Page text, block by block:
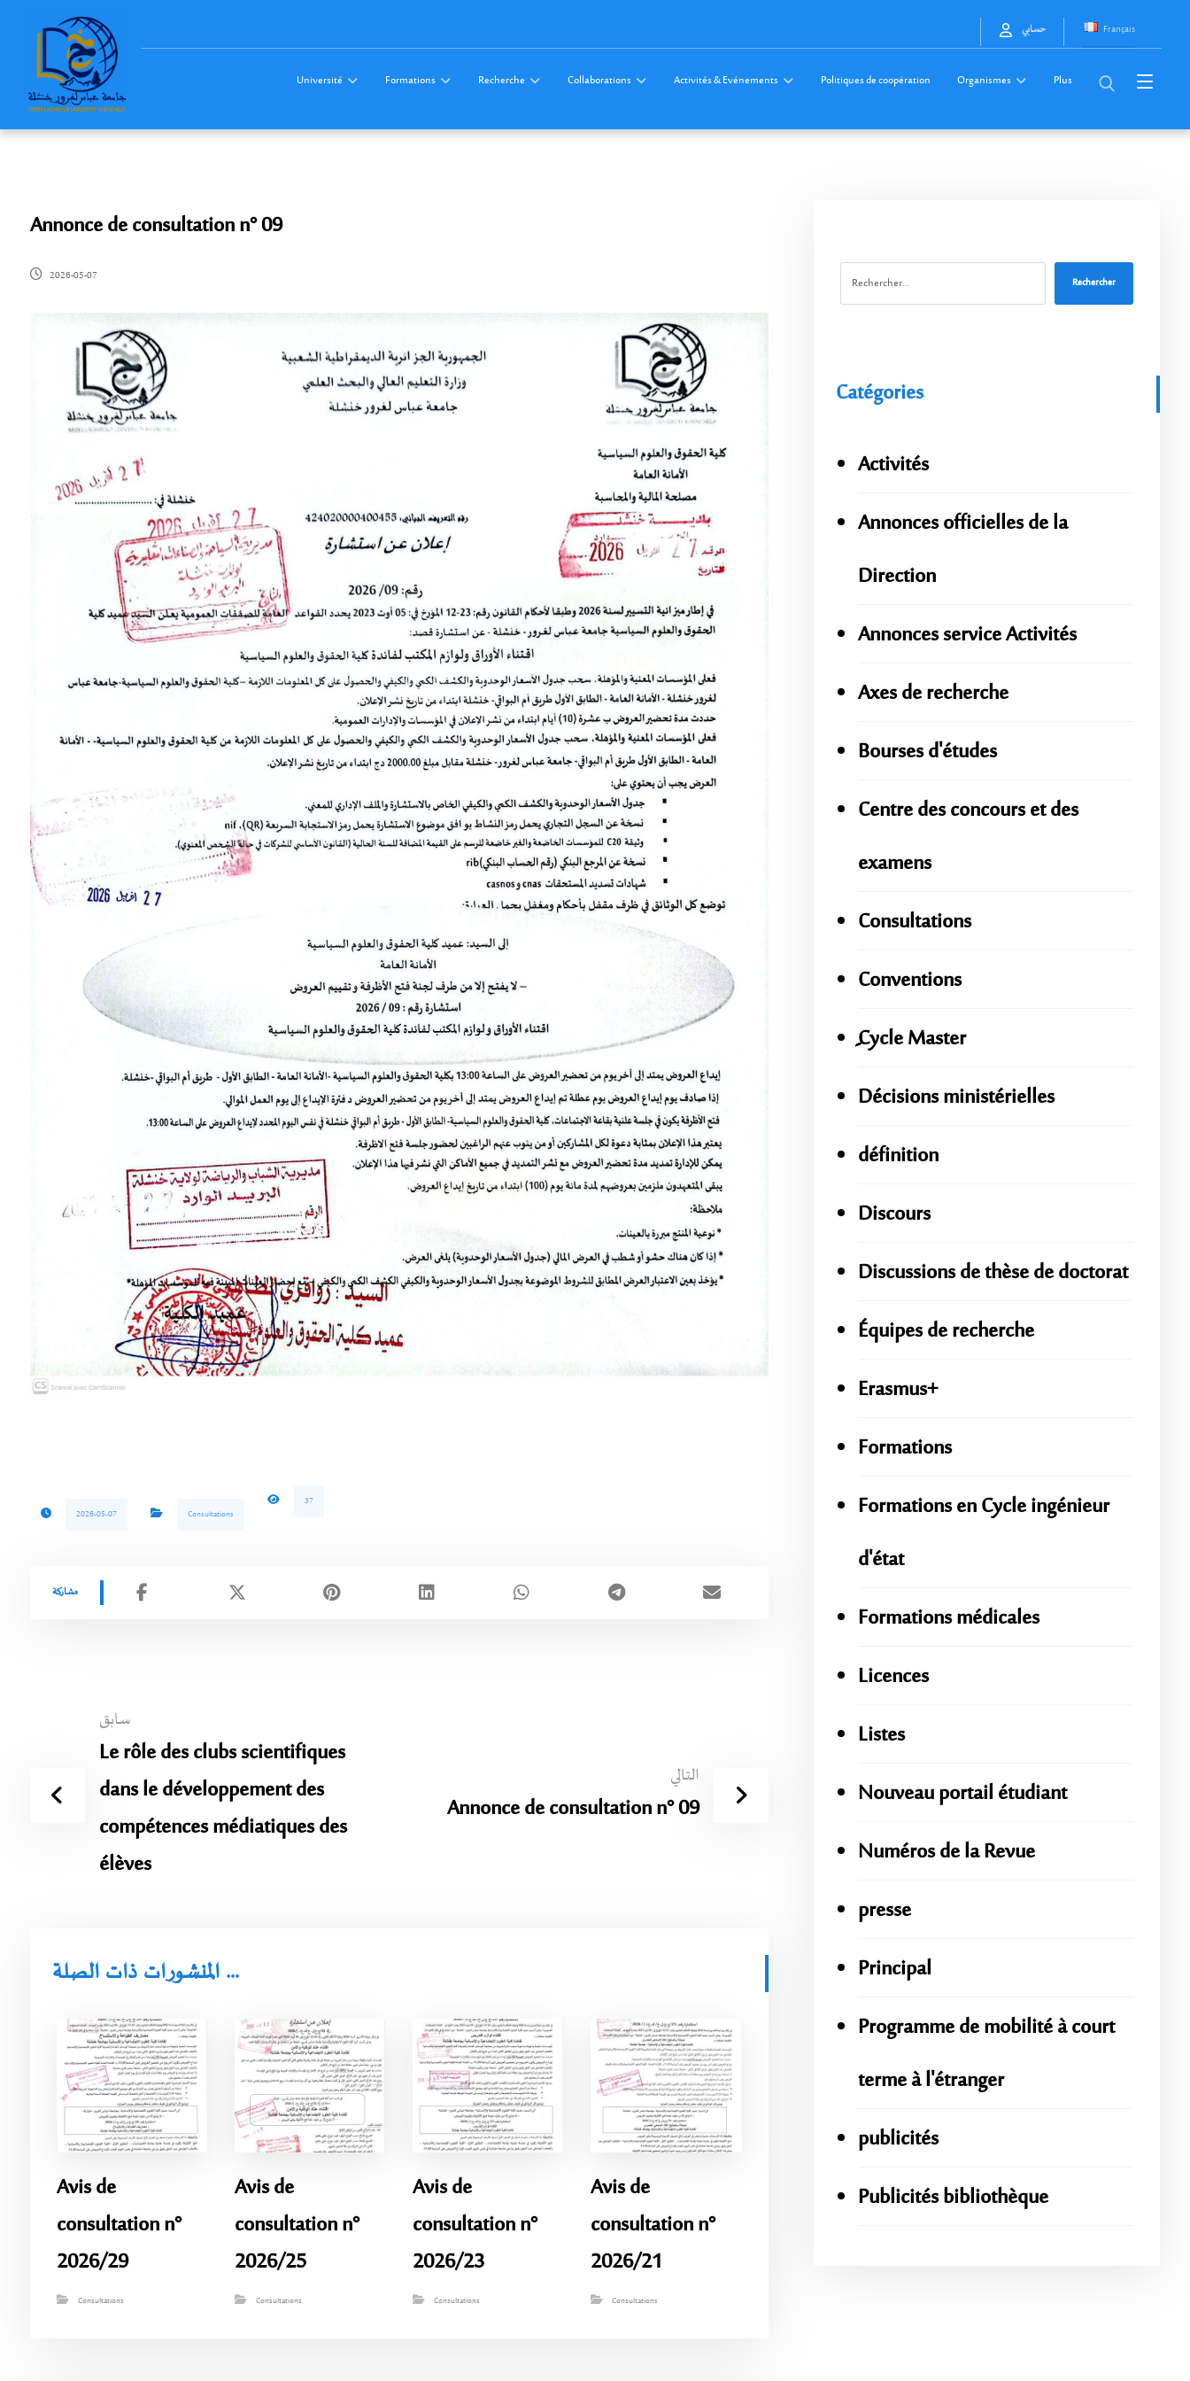
Français حسابي
Université Formations Recherche Collaborations Activités & Evénements Politiques de coopération Organismes Plus
Annonce de consultation n° 09
2026-05-07
2026-05-07 Consultations
37
سابق
Le rôle des clubs scientifiques
dans le développement des
compétences médiatiques des
élèves
التالي
Annonce de consultation n° 09
المنشورات ذات الصلة ...
Avis de
consultation n°
2026/29
Consultations
Avis de
consultation n°
2026/25
Consultations
Avis de
consultation n°
2026/23
Consultations
Avis de
consultation n°
2026/21
Consultations
Rechercher
Catégories
Activités
Annonces officielles de la
Direction
Annonces service Activités
Axes de recherche
Bourses d'études
Centre des concours et des
examens
Consultations
Conventions
ِِِCycle Master
Décisions ministérielles
définition
Discours
Discussions de thèse de doctorat
Équipes de recherche
Erasmus+
Formations
Formations en Cycle ingénieur
d'état
Formations médicales
Licences
Listes
Nouveau portail étudiant
Numéros de la Revue
presse
Principal
Programme de mobilité à court
terme à l'étranger
publicités
Publicités bibliothèque